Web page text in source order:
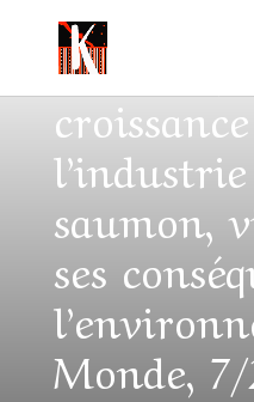
Au Chili,
saumon,
ses
Monde, 7/